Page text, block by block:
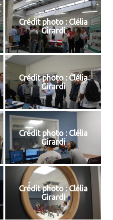
Crédit photo : Clélia
Girardi
Crédit photo : Clélia
Girardi
Crédit photo : Clélia
Girardi
Crédit photo : Clélia
Girardi